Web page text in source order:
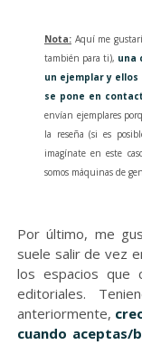
Nota:Aquí me
también para ti), una
un ejemplar y
se pone en
envían ejemplares
la reseña (si es
imagínate en este
somos máquinas de
Por último, me
suele salir de vez
los espacios que
editoriales.
anteriormente,
cuando aceptas/